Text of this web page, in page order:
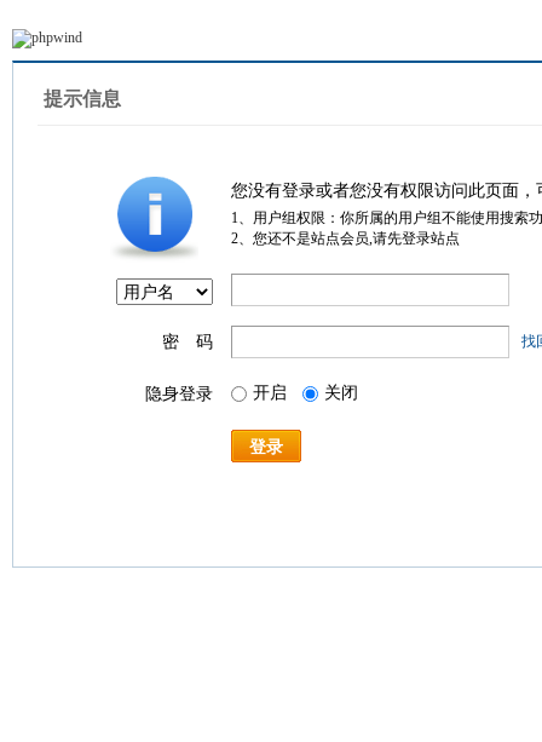
提示信息
您没有登录或者您没有权限访问此页面
1、用户组权限：你所属的用户组不能使用搜索
2、您还不是站点会员,请先登录站点
密 码 找
隐身登录 开启 关闭
登录